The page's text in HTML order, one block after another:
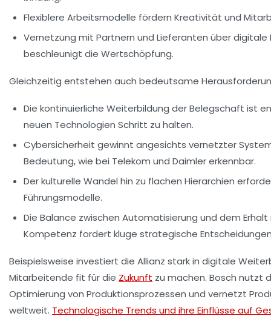
Flexiblere Arbeitsmodelle fördern Kreativität und
Vernetzung mit Partnern und Lieferanten über
beschleunigt die Wertschöpfung.
Gleichzeitig entstehen auch bedeutsame
Die kontinuierliche Weiterbildung der Belegschaft ist
neuen Technologien Schritt zu halten.
Cybersicherheit gewinnt angesichts vernetzter
Bedeutung, wie bei Telekom und Daimler erkennbar.
Der kulturelle Wandel hin zu flachen Hierarchien
Führungsmodelle.
Die Balance zwischen Automatisierung und dem
Kompetenz fordert kluge strategische
Beispielsweise investiert die Allianz stark in digitale
Mitarbeitende fit für die Zukunft zu machen. Bosch nutzt
Optimierung von Produktionsprozessen und vernetzt
weltweit. Technologische Trends und ihre Einflüsse auf